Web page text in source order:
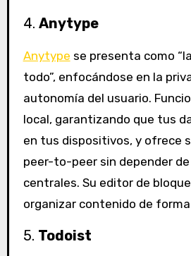
4. Anytype
Anytype se presenta como
todo”, enfocándose en la
autonomía del usuario.
local, garantizando que tus
en tus dispositivos, y ofrece
peer-to-peer sin depender
centrales. Su editor de
organizar contenido de
5. Todoist